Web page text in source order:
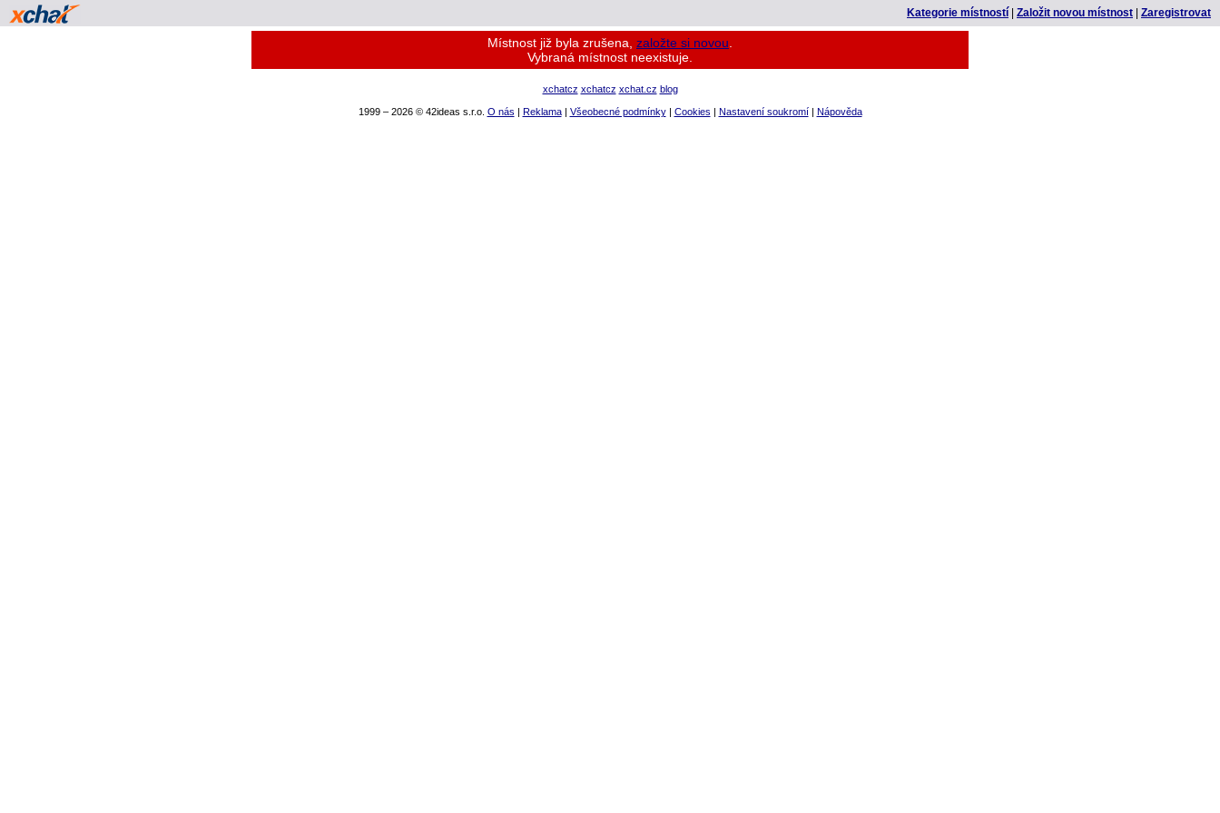
Kategorie místností Založit novou místnost Zaregistrovat
Místnost již byla zrušena, založte si novou
Vybraná místnost neexistuje.
xchatcz xchatcz xchat.cz blog
1999 – 2026 © 42ideas s.r.o. O nás | Reklama| Všeobecné podmínky| Cookies | Nastavení soukromí| Nápověda